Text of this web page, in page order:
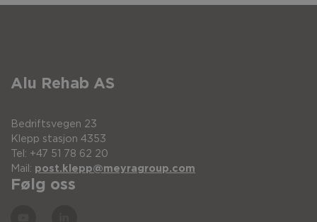
Alu Rehab AS
Bedriftsvegen 23
Klepp stasjon 4353
Tel: +47 51 78 62 20
Mail: post.klepp@meyragroup.com
Følg oss